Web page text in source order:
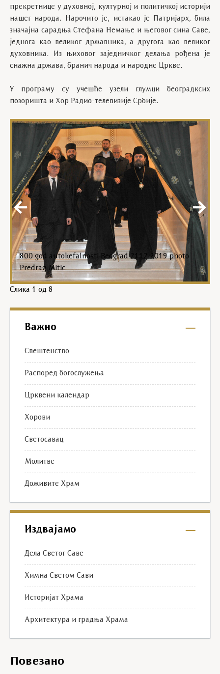
прекретнице у духовној, културној и политичкој историји
нашег народа. Нарочито је, истакао је Патријарх, била
значајна сарадња Стефана Немање и његовог сина Саве,
једнога као великог државника, а другога као великог
духовника. Из њиховог заједничког делања рођена је
снажна држава, бранич народа и народне Цркве.
У програму су учешће узели глумци београдксих
позоришта и Хор Радио-телевизије Србије.
800 god autokefalnosti Beograd 2112 2019 photo
Predrag Mitic
Слика 1 од 8
Важно
Свештенство
Распоред богослужења
Црквени календар
Хорови
Светосавац
Молитве
Доживите Храм
Издвајамо
Дела Светог Саве
Химна Светом Сави
Историјат Храма
Архитектура и градња Храма
Повезано